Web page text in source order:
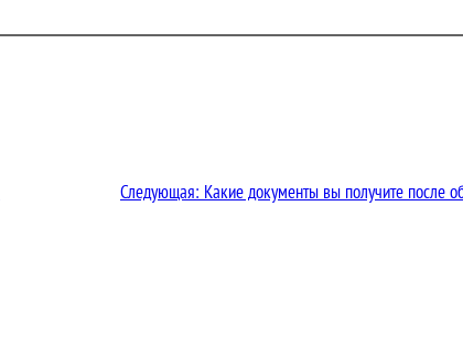
Следующая: Какие документы вы получите